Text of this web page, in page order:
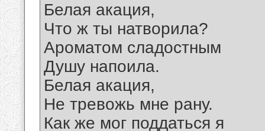
Белая акация,
Что ж ты натворила?
Ароматом сладостным
Душу напоила.
Белая акация,
Не тревожь мне рану.
Как же мог поддаться я